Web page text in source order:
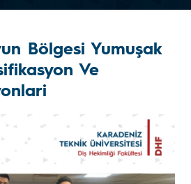
Bölgesi Yumuşak
Ve